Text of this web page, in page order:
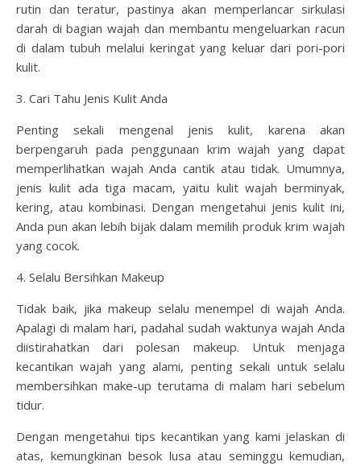
rutin dan teratur, pastinya akan memperlancar sirkulasi
darah di bagian wajah dan membantu mengeluarkan racun
di dalam tubuh melalui keringat yang keluar dari pori-pori
kulit.
3. Cari Tahu Jenis Kulit Anda
Penting sekali mengenal jenis kulit, karena akan
berpengaruh pada penggunaan krim wajah yang dapat
memperlihatkan wajah Anda cantik atau tidak. Umumnya,
jenis kulit ada tiga macam, yaitu kulit wajah berminyak,
kering, atau kombinasi. Dengan mengetahui jenis kulit ini,
Anda pun akan lebih bijak dalam memilih produk krim wajah
yang cocok.
4. Selalu Bersihkan Makeup
Tidak baik, jika makeup selalu menempel di wajah Anda.
Apalagi di malam hari, padahal sudah waktunya wajah Anda
diistirahatkan dari polesan makeup. Untuk menjaga
kecantikan wajah yang alami, penting sekali untuk selalu
membersihkan make-up terutama di malam hari sebelum
tidur.
Dengan mengetahui tips kecantikan yang kami jelaskan di
atas, kemungkinan besok lusa atau seminggu kemudian,